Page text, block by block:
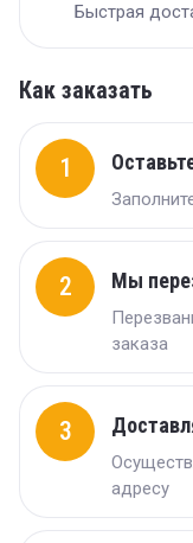
Быстрая
Как заказать
1
2 Мы
заказа
3
адресу